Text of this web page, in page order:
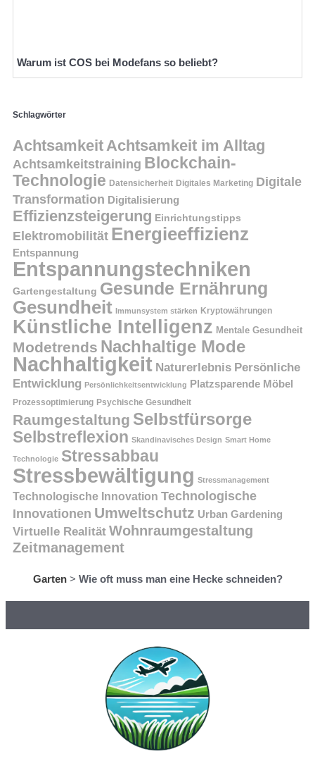
Warum ist COS bei Modefans so beliebt?
Schlagwörter
AchtsamkeitAchtsamkeit im Alltag
Achtsamkeitstraining Blockchain-
Technologie Datensicherheit Digitales Marketing Digitale
Transformation Digitalisierung
Effizienzsteigerung Einrichtungstipps
Elektromobilität Energieeffizienz
Entspannung
Entspannungstechniken
Gartengestaltung Gesunde Ernährung
Gesundheit Immunsystem stärken Kryptowährungen
Künstliche Intelligenz Mentale Gesundheit
Modetrends Nachhaltige Mode
Nachhaltigkeit Naturerlebnis Persönliche
Entwicklung Persönlichkeitsentwicklung Platzsparende Möbel
Prozessoptimierung Psychische Gesundheit
Raumgestaltung Selbstfürsorge
Selbstreflexion Skandinavisches Design Smart Home
Technologie Stressabbau
Stressbewältigung Stressmanagement
Technologische Innovation Technologische
Innovationen Umweltschutz Urban Gardening
Virtuelle Realität Wohnraumgestaltung
Zeitmanagement
Garten> Wie oft muss man eine Hecke schneiden?